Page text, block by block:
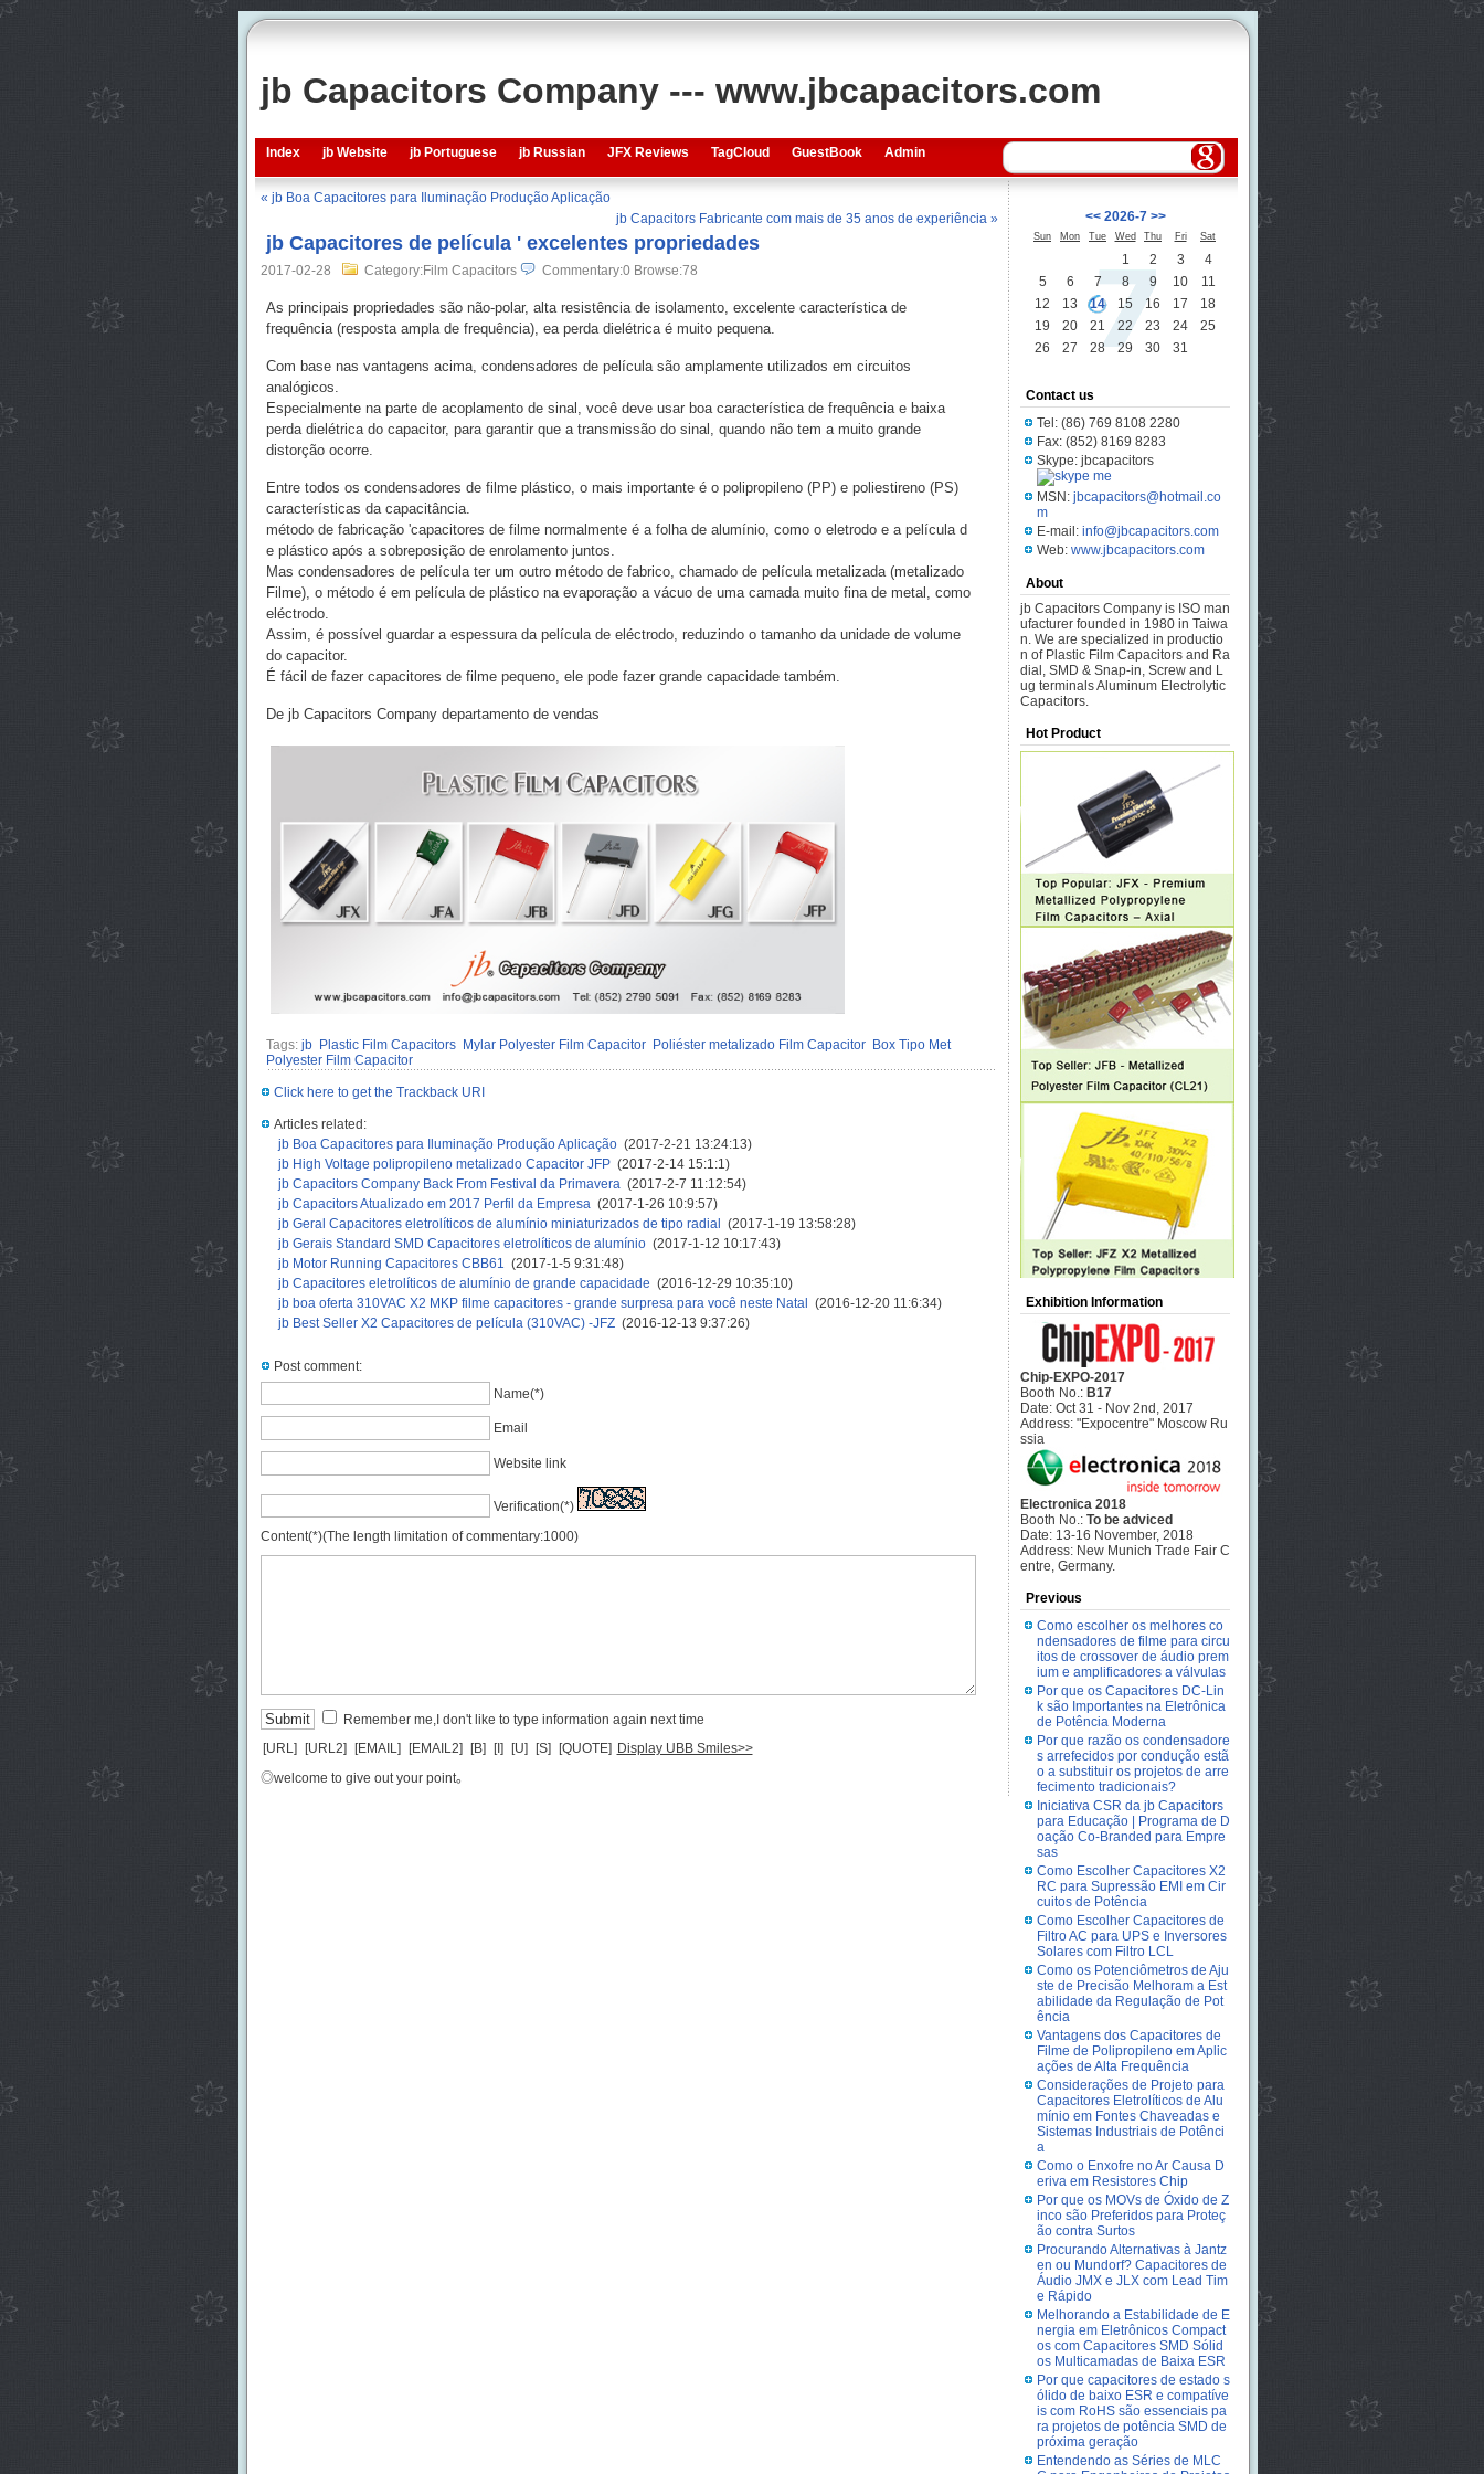
jb Capacitors Company --- www.jbcapacitors.com
Index jb Website jb Portuguese jb Russian JFX Reviews TagCloud GuestBook Admin
« jb Boa Capacitores para Iluminação Produção Aplicação
jb Capacitors Fabricante com mais de 35 anos de experiência »
jb Capacitores de película ' excelentes propriedades
2017-02-28 Category:Film Capacitors Commentary:0Browse:78
As principais propriedades são não-polar, alta resistência de isolamento, excelente característica de
frequência (resposta ampla de frequência), ea perda dielétrica é muito pequena.
Com base nas vantagens acima, condensadores de película são amplamente utilizados em circuitos
analógicos.
Especialmente na parte de acoplamento de sinal, você deve usar boa característica de frequência e baixa
perda dielétrica do capacitor, para garantir que a transmissão do sinal, quando não tem a muito grande
distorção ocorre.
Entre todos os condensadores de filme plástico, o mais importante é o polipropileno (PP) e poliestireno (PS)
características da capacitância.
método de fabricação 'capacitores de filme normalmente é a folha de alumínio, como o eletrodo e a película d
e plástico após a sobreposição de enrolamento juntos.
Mas condensadores de película ter um outro método de fabrico, chamado de película metalizada (metalizado
Filme), o método é em película de plástico na evaporação a vácuo de uma camada muito fina de metal, como
eléctrodo.
Assim, é possível guardar a espessura da película de eléctrodo, reduzindo o tamanho da unidade de volume
do capacitor.
É fácil de fazer capacitores de filme pequeno, ele pode fazer grande capacidade também.
De jb Capacitors Company departamento de vendas
Tags: jb Plastic Film Capacitors Mylar Polyester Film Capacitor Poliéster metalizado Film Capacitor Box Tipo Met
Polyester Film Capacitor
Click here to get the Trackback URI
Articles related:
jb Boa Capacitores para Iluminação Produção Aplicação(2017-2-21 13:24:13)
jb High Voltage polipropileno metalizado Capacitor JFP(2017-2-14 15:1:1)
jb Capacitors Company Back From Festival da Primavera (2017-2-7 11:12:54)
jb Capacitors Atualizado em 2017 Perfil da Empresa (2017-1-26 10:9:57)
jb Geral Capacitores eletrolíticos de alumínio miniaturizados de tipo radial (2017-1-19 13:58:28)
jb Gerais Standard SMD Capacitores eletrolíticos de alumínio(2017-1-12 10:17:43)
jb Motor Running Capacitores CBB61
(2017-1-5 9:31:48)
jb Capacitores eletrolíticos de alumínio de grande capacidade (2016-12-29 10:35:10)
jb boa oferta 310VAC X2 MKP filme capacitores - grande surpresa para você neste Natal (2016-12-20 11:6:34)
jb Best Seller X2 Capacitores de película (310VAC) -JFZ(2016-12-13 9:37:26)
Post comment:
Name(*)
Email
Website link
Verification(*)
Content(*)(The length limitation of commentary:1000)
Remember me,I don't like to type information again next time
[URL] [URL2] [EMAIL] [EMAIL2] [B] [I] [U] [S] [QUOTE] Display UBB Smiles>>
◎welcome to give out your point。
<< 2026-7 >>
Sun Mon Tue Wed Thu Fri Sat
1 2 3
4
5
6 7 8 9 10
11
12
13 14 15 16 17
18
19
20 21 22 23 24
25
26
27 28 29 30 31
Contact us
Tel: (86) 769 8108 2280
Fax: (852) 8169 8283
Skype: jbcapacitors
MSN: jbcapacitors@hotmail.co
m
E-mail: info@jbcapacitors.com
Web: www.jbcapacitors.com
About
jb Capacitors Company is ISO man
ufacturer founded in 1980 in Taiwa
n. We are specialized in productio
n of Plastic Film Capacitors and Ra
dial, SMD & Snap-in, Screw and L
ug terminals Aluminum Electrolytic
Capacitors.
Hot Product
Exhibition Information
Chip-EXPO-2017
Booth No.: B17
Date: Oct 31 - Nov 2nd, 2017
Address: "Expocentre" Moscow Ru
ssia
Electronica 2018
Booth No.: To be adviced
Date: 13-16 November, 2018
Address: New Munich Trade Fair C
entre, Germany.
Previous
Como escolher os melhores co
ndensadores de filme para circu
itos de crossover de áudio prem
ium e amplificadores a válvulas
Por que os Capacitores DC-Lin
k são Importantes na Eletrônica
de Potência Moderna
Por que razão os condensadore
s arrefecidos por condução estã
o a substituir os projetos de arre
fecimento tradicionais?
Iniciativa CSR da jb Capacitors
para Educação | Programa de D
oação Co-Branded para Empre
sas
Como Escolher Capacitores X2
RC para Supressão EMI em Cir
cuitos de Potência
Como Escolher Capacitores de
Filtro AC para UPS e Inversores
Solares com Filtro LCL
Como os Potenciômetros de Aju
ste de Precisão Melhoram a Est
abilidade da Regulação de Pot
ência
Vantagens dos Capacitores de
Filme de Polipropileno em Aplic
ações de Alta Frequência
Considerações de Projeto para
Capacitores Eletrolíticos de Alu
mínio em Fontes Chaveadas e
Sistemas Industriais de Potênci
a
Como o Enxofre no Ar Causa D
eriva em Resistores Chip
Por que os MOVs de Óxido de Z
inco são Preferidos para Proteç
ão contra Surtos
Procurando Alternativas à Jantz
en ou Mundorf? Capacitores de
Áudio JMX e JLX com Lead Tim
e Rápido
Melhorando a Estabilidade de E
nergia em Eletrônicos Compact
os com Capacitores SMD Sólid
os Multicamadas de Baixa ESR
Por que capacitores de estado s
ólido de baixo ESR e compatíve
is com RoHS são essenciais pa
ra projetos de potência SMD de
próxima geração
Entendendo as Séries de MLC